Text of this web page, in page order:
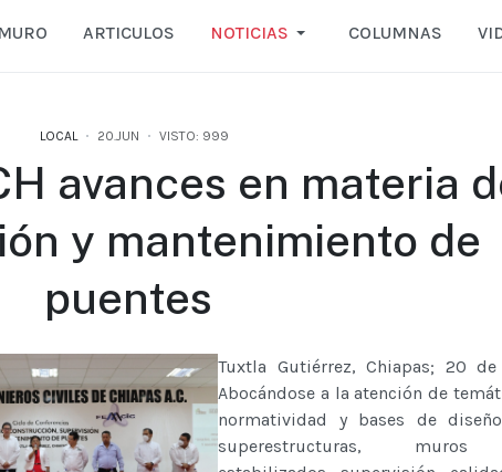
ARTICULOS NOTICIAS COLUMNAS
LOCAL 20.JUN VISTO: 999
avances en materia
y mantenimiento de
puentes
Tuxtla Gutiérrez, Chiapas; 20
Abocándose a la atención de
normatividad y bases de
superestructuras, muros